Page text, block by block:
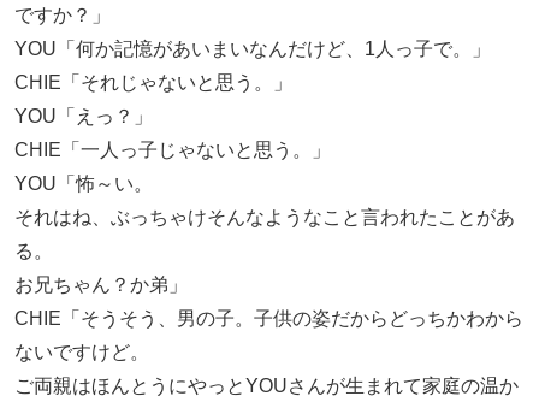
ですか？」
YOU「何か記憶があいまいなんだけど、1人っ子で。」
CHIE「それじゃないと思う。」
YOU「えっ？」
CHIE「一人っ子じゃないと思う。」
YOU「怖～い。
それはね、ぶっちゃけそんなようなこと言われたことがあ
る。
お兄ちゃん？か弟」
CHIE「そうそう、男の子。子供の姿だからどっちかわから
ないですけど。
ご両親はほんとうにやっとYOUさんが生まれて家庭の温か